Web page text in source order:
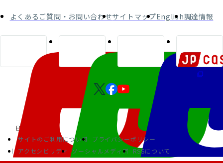
よくあるご質問・お問い合わせサイトマップEnglish調達情報
サイトのご利用について
プライバシーポリシー
アクセシビリティ
ソーシャルメディア RSSについて